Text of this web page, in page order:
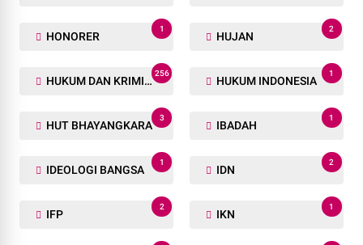
HONORER
1
HUJAN
2
HUKUM DAN KRIMINAL
256
HUKUM INDONESIA
1
HUT BHAYANGKARA
3
IBADAH
1
IDEOLOGI BANGSA
1
IDN
2
IFP
2
IKN
1